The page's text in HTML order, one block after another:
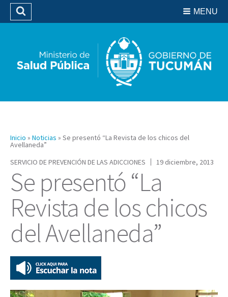
Biblioteca
MENU
Buscar
Inicio » Noticias » Se presentó “La Revista de los chicos del
Avellaneda”
SERVICIO DE PREVENCIÓN DE LAS ADICCIONES
19 diciembre, 2013
Se presentó “La
Revista de los chicos
del Avellaneda”